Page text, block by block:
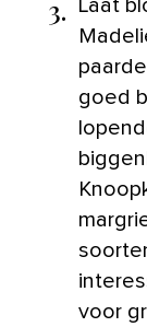
3.
Laat
goed
voor